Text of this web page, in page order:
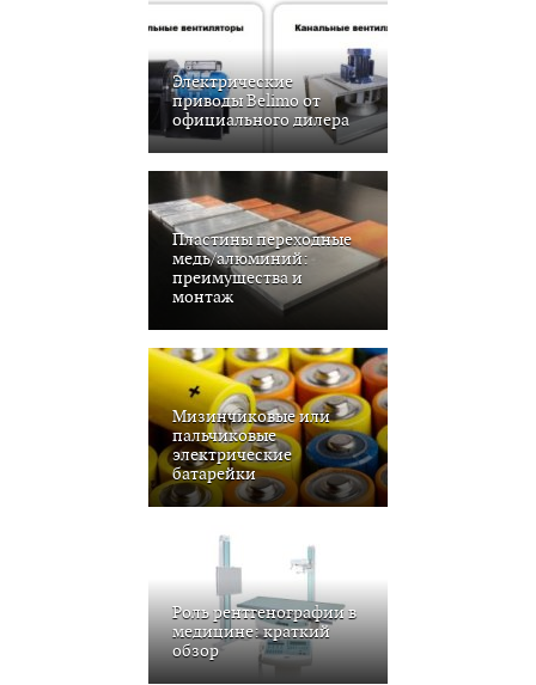
Электрические
приводы Belimo от
официального дилера
Пластины переходные
медь/алюминий:
преимущества и
монтаж
Мизинчиковые или
пальчиковые
электрические
батарейки
Роль рентгенографии в
медицине: краткий
обзор